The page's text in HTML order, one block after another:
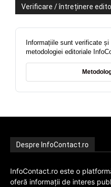
Verificare / întreținere
Informațiile sunt verificate
metodologiei editoriale
Despre InfoContact.ro
InfoContact.ro este o
oferă informații de interes